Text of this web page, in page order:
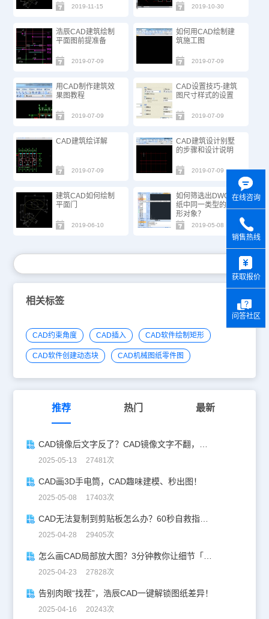
2019-11-15 2019-10-30
浩辰CAD建筑绘制
平面图前提准备
2019-07-09
如何用CAD绘制建
筑施工图
2019-07-09
用CAD制作建筑效
果图教程
2019-07-09
CAD设置技巧-建筑
图尺寸样式的设置
2019-07-09
CAD建筑绘详解
2019-07-09
CAD建筑设计别墅
的步骤和设计说明
2019-07-09
建筑CAD如何绘制
平面门
2019-06-10
如何筛选出DWG图
纸中同一类型的图
形对象？
2019-05-08
相关标签
CAD约束角度 CAD插入 CAD软件绘制矩形
CAD软件创建动态块 CAD机械图纸零件图
推荐 热门 最新
2025-05-13 27481次
CAD画3D手电筒，CAD趣味建模、秒出图！
2025-05-08 17403次
CAD无法复制到剪贴板怎么办？60秒自救指南！
2025-04-28 29405次
2025-04-23 27828次
告别肉眼“找茬”，浩辰CAD一键解锁图纸差异！
2025-04-16 20243次
在线咨询
销售热线
获取报价
问答社区